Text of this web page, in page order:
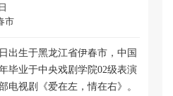
市
出生于黑龙江省伊春市，中国
毕业于中央戏剧学院02级表演
电视剧《爱在左，情在右》。